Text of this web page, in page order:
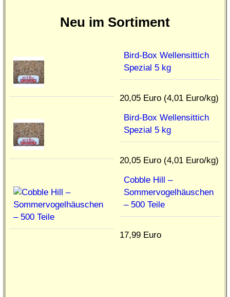
Neu im Sortiment
Bird-Box Wellensittich
Spezial 5 kg
20,05 Euro (4,01 Euro/kg)
Bird-Box Wellensittich
Spezial 5 kg
20,05 Euro (4,01 Euro/kg)
Cobble Hill –
Sommervogelhäuschen
– 500 Teile
17,99 Euro